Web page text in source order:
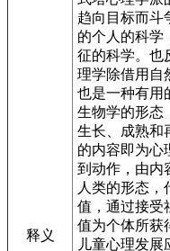
释义
趋向目标而斗
的个人的科学
征的科学。也
理学除借用自
也是一种有用
生物学的形态
生长、成熟和
的内容即为心
到动作，由内
人类的形态，
值，通过接受
值为个体所获
儿童心理发